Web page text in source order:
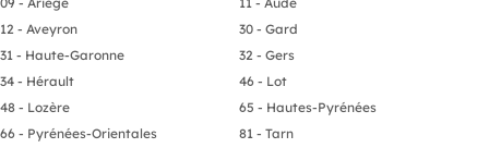
12 - Aveyron
30 - Gard
31 - Haute-Garonne
32 - Gers
34 - Hérault
46 - Lot
48 - Lozère
65 - Hautes-Pyrénées
66 - Pyrénées-Orientales
81 - Tarn